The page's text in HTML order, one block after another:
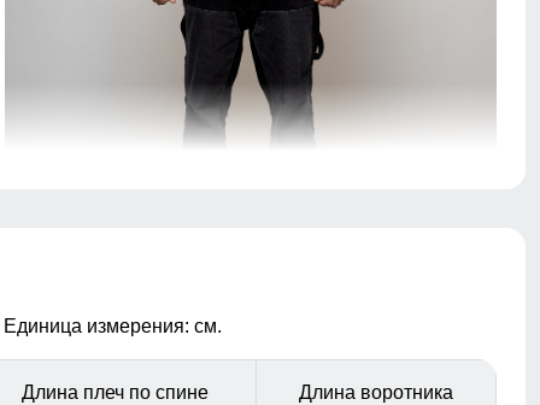
Материал подкладки полиэстер
Подкладка характеризуются следующими качествами
легкость теплозащита воздухопроницаемость
Единица измерения: см.
Длина плеч по спине Длина воротника